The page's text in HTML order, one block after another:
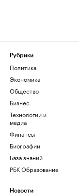
Рубрики
Политика
Экономика
Общество
Бизнес
Технологии и
медиа
Финансы
Биографии
База знаний
РБК Образование
Новости